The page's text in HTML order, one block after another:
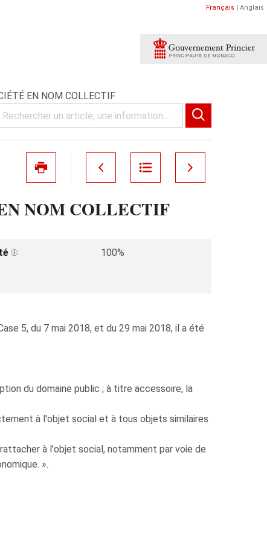
Français | Anglais
EN NOM COLLECTIF
NOM COLLECTIF
100%
5, du 7 mai 2018, et du 29 mai 2018, il a été
du domaine public ; à titre accessoire, la
à l'objet social et à tous objets similaires
à l'objet social, notamment par voie de
».